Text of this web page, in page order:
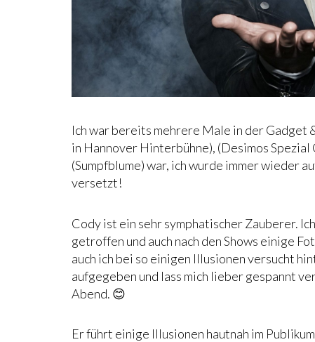
Ich war bereits mehrere Male in der Gadget
in Hannover Hinterbühne), (Desimos
(Sumpfblume) war, ich wurde immer wieder
versetzt!
Cody ist ein sehr symphatischer Zauberer.
getroffen und auch nach den Shows einige
auch ich bei so einigen Illusionen versucht
aufgegeben und lass mich lieber gespannt
Abend. 😊
Er führt einige Illusionen hautnah im